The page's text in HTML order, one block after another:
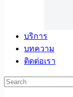
บริการ
บทความ
ติดต่อเรา